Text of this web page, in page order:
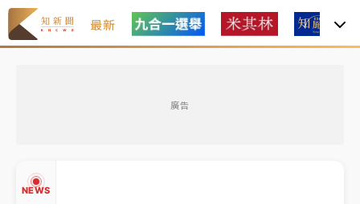
最新
廣告
NEWS
中信慈善基金會想增加董事人數！辜仲諒向法院聲請遭
駁 理由曝光